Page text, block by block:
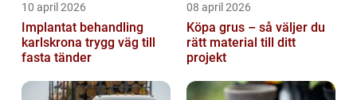
10 april 2026
Implantat behandling
karlskrona trygg väg till
fasta tänder
08 april 2026
Köpa grus – så väljer du
rätt material till ditt
projekt